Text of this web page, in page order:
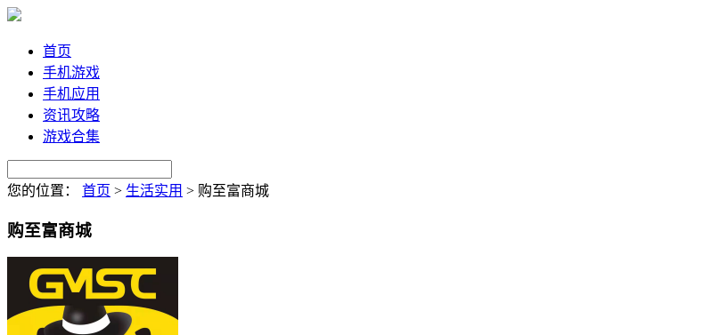
首页
手机游戏
手机应用
资讯攻略
游戏合集
您的位置： 首页 > 生活实用 > 购至富商城
购至富商城